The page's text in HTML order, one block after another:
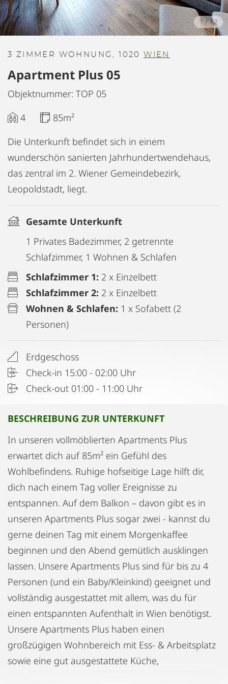
1/12
3 ZIMMER WOHNUNG, 1020 WIEN
Apartment Plus 05
Objektnummer: TOP 05
4
85m²
Die Unterkunft befindet sich in einem
wunderschön sanierten Jahrhundertwendehaus,
das zentral im 2. Wiener Gemeindebezirk,
Leopoldstadt, liegt.
Gesamte Unterkunft
1 Privates Badezimmer, 2 getrennte
Schlafzimmer, 1 Wohnen & Schlafen
Schlafzimmer 1: 2 x Einzelbett
Schlafzimmer 2: 2 x Einzelbett
Wohnen & Schlafen: 1 x Sofabett (2
Personen)
Erdgeschoss
Check-in 15:00 - 02:00 Uhr
Check-out 01:00 - 11:00 Uhr
BESCHREIBUNG ZUR UNTERKUNFT
In unseren vollmöblierten Apartments Plus
erwartet dich auf 85m² ein Gefühl des
Wohlbefindens. Ruhige hofseitige Lage hilft dir,
dich nach einem Tag voller Ereignisse zu
entspannen. Auf dem Balkon – davon gibt es in
unseren Apartments Plus sogar zwei - kannst du
gerne deinen Tag mit einem Morgenkaffee
beginnen und den Abend gemütlich ausklingen
lassen. Unsere Apartments Plus sind für bis zu 4
Personen (und ein Baby/Kleinkind) geeignet und
vollständig ausgestattet mit allem, was du für
einen entspannten Aufenthalt in Wien benötigst.
Unsere Apartments Plus haben einen
großzügigen Wohnbereich mit Ess- & Arbeitsplatz
sowie eine gut ausgestattete Küche,